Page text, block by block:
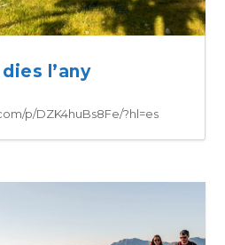
l’any
p/DZK4huBs8Fe/?hl=es